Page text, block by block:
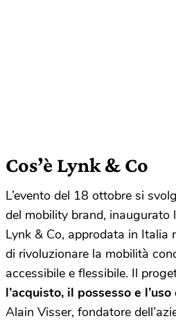
Cos’è Lynk & Co
L’evento del 18 ottobre si
del mobility brand, inaugurato
Lynk & Co, approdata in Italia
di rivoluzionare la mobilità
accessibile e flessibile. Il
l’acquisto, il possesso e
Alain Visser, fondatore